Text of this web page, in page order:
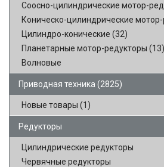
Соосно-цилиндрические мотор-
Коническо-цилиндрические
Цилиндро-конические (32)
Планетарные мотор-редукторы (13)
Волновые
Приводная техника (2825)
Новые товары (1)
Редукторы
Цилиндрические редукторы
Червячные редукторы